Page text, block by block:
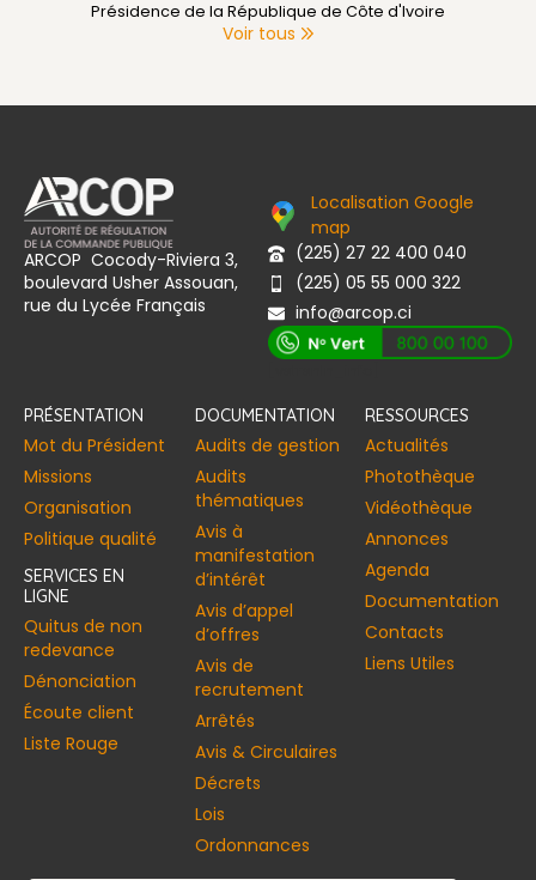
Présidence de la République de Côte d'Ivoire
Voir tous
ARCOP Cocody-Riviera 3,
boulevard Usher Assouan,
rue du Lycée Français
Localisation Google
map
(225) 27 22 400 040
(225) 05 55 000 322
info@arcop.ci
PRÉSENTATION
Mot du Président
Missions
Organisation
Politique qualité
SERVICES EN
LIGNE
Quitus de non
redevance
Dénonciation
Écoute client
Liste Rouge
DOCUMENTATION
Audits de gestion
Audits
thématiques
Avis à
manifestation
d’intérêt
Avis d’appel
d’offres
Avis de
recrutement
Arrêtés
Avis & Circulaires
Décrets
Lois
Ordonnances
RESSOURCES
Actualités
Photothèque
Vidéothèque
Annonces​
Agenda
Documentation
Contacts
Liens Utiles